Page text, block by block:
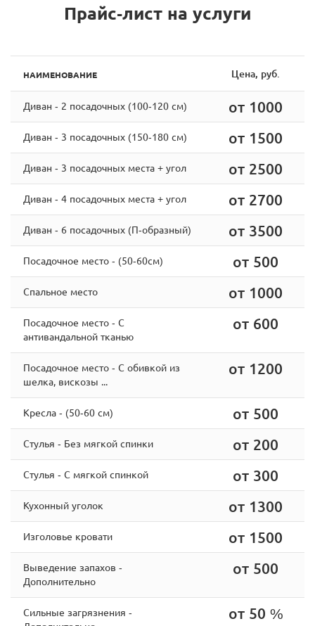
Прайс-лист на услуги
НАИМЕНОВАНИЕ Цена, руб.
Диван - 2 посадочных (100-120 см) от 1000
Диван - 3 посадочных (150-180 см) от 1500
Диван - 3 посадочных места + угол от 2500
Диван - 4 посадочных места + угол от 2700
Диван - 6 посадочных (П-образный) от 3500
Посадочное место - (50-60см) от 500
Спальное место от 1000
Посадочное место - С
антивандальной тканью
от 600
Посадочное место - С обивкой из
шелка, вискозы ...
от 1200
Кресла - (50-60 см) от 500
Стулья - Без мягкой спинки от 200
Стулья - С мягкой спинкой от 300
Кухонный уголок от 1300
Изголовье кровати от 1500
Выведение запахов -
Дополнительно
от 500
Сильные загрязнения -
от 50 %